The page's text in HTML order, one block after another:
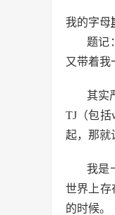
我的字母
题记
又带着我
其实
TJ（包
起，那就
我是
世界上存
的时候。